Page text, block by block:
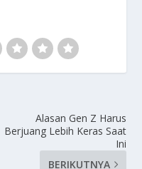
Alasan Gen Z Harus
Berjuang Lebih Keras Saat
Ini
BERIKUTNYA